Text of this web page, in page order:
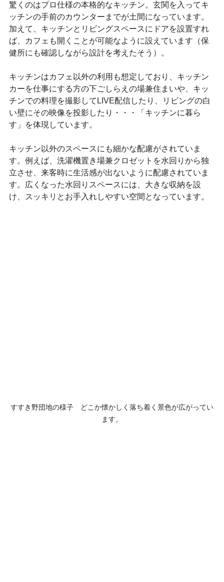
驚くのはプロ仕様の本格的なキッチン。玄関を入ってキ
ッチンの手前のカウンターまでが土間になっています。
加えて、キッチンとリビングスペースにドアを設置すれ
ば、カフェも開くことが可能なように設えています（保
健所にも確認しながら設計を考えたそう）。
キッチンはカフェ以外の利用も想定しており、キッチン
カーを仕事にする方の下ごしらえの場兼住まいや、キッ
チンでの料理を撮影してLIVE配信したり、リビングの白
い壁にその映像を投影したり・・・「キッチンに暮ら
す」を体現しています。
キッチン以外のスペースにも細かな配慮がされていま
す。例えば、洗濯機置き場兼クロゼットを水回りから独
立させ、来客時に生活感が出ないように配慮されていま
す。広くなった水回りスペースには、大きな収納を設
け、スッキリとお手入れしやすい空間となっています。
すすき野団地の様子　どこか懐かしく落ち着く景色が広がってい
ます。